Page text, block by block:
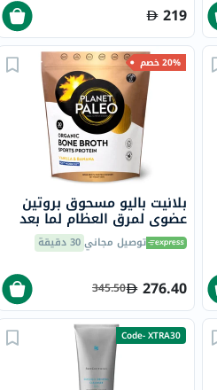
219
20% خصم
بلانيت باليو مسحوق بروتين
عضوي لمرق العظام لما بعد
التمرين الرياضي، بنكهة
الفانيليا والموز، 480 جرام
توصيل مجاني30 دقيقة
276.40
345.50
Code- XTRA30